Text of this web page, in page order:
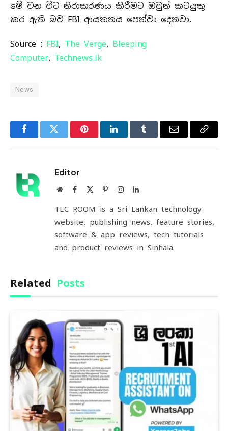
මේ වන විට නිරාකරණය කිරීමට ඔවුන් කටයුතු
කර ඇති බව FBI ආයතනය පෙන්වා දෙනවා.
Source : FBI, The Verge, Bleeping
Computer, Technews.lk
News
FacebookTwitter PinterestLinkedInTumblr Email
Copy
Editor
WebsiteFacebook PinterestInstagramLinkedIn
TEC ROOM is a Sri Lankan technology
website, publishing news, feature stories,
software & app reviews, tech tutorials
and product reviews in Sinhala.
Related Posts